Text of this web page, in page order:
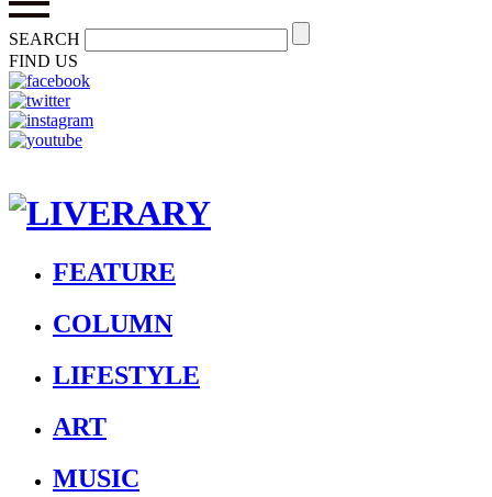
SEARCH
FIND US
FEATURE
COLUMN
LIFESTYLE
ART
MUSIC